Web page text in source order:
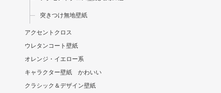
突きつけ無地壁紙
アクセントクロス
ウレタンコート壁紙
オレンジ・イエロー系
キャラクター壁紙 かわいい
クラシック＆デザイン壁紙